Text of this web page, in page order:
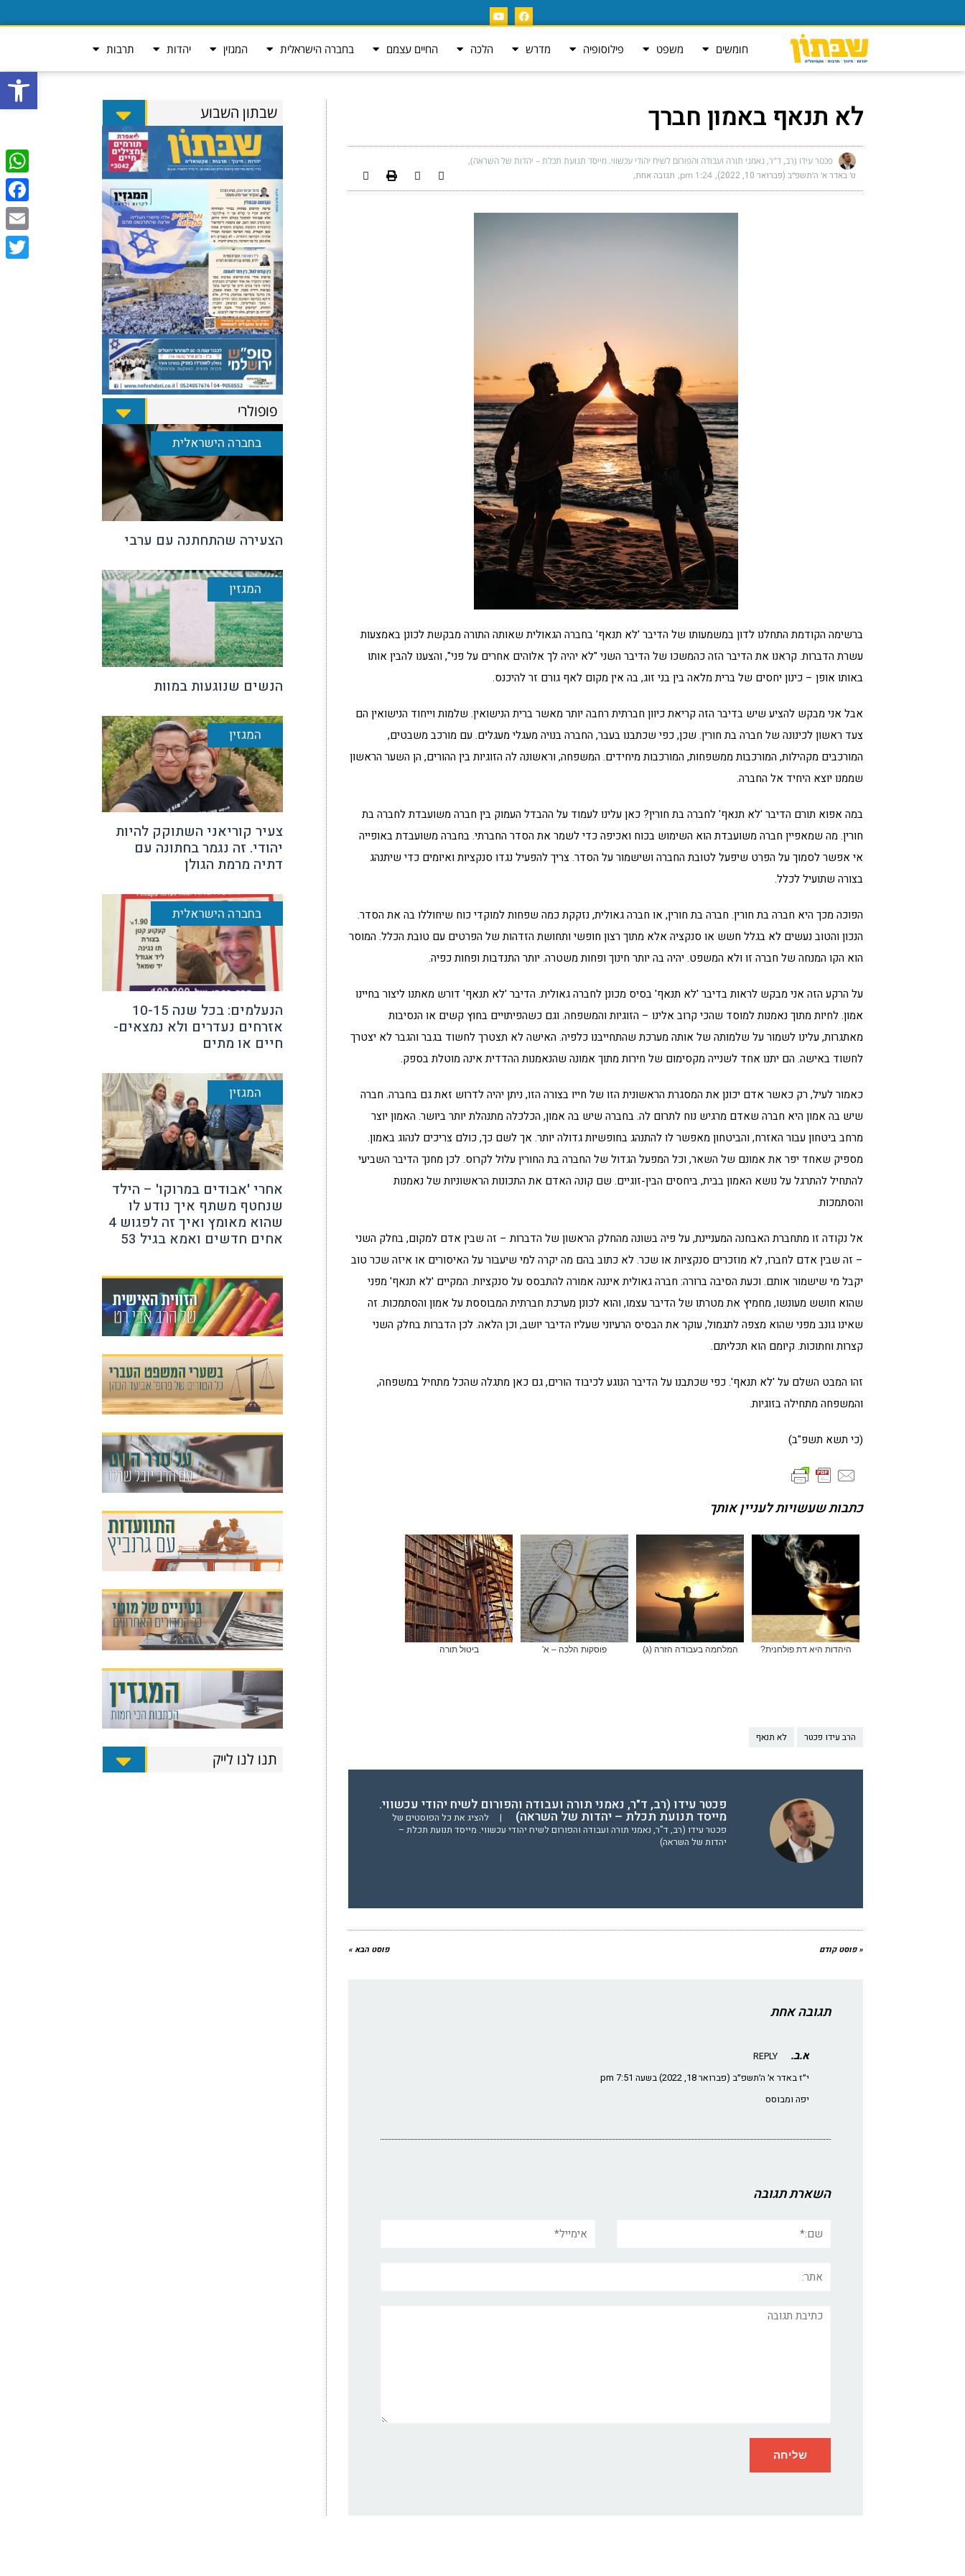
פתח
חומשים משפט פילוסופיה מדרש הלכה החיים עצמם בחברה הישראלית המגזין יהדות תרבות
לא תנאף באמון חברך
פכטר עידו (רב, ד"ר, נאמני תורה ועבודה והפורום לשיח יהודי עכשווי. מייסד תנועת תכלת – יהדות של השראה)
ט׳ באדר א׳ ה׳תשפ״ב (פברואר 10, 2022) 1:24 pm תגובה אחת
ברשימה הקודמת התחלנו לדון במשמעותו של הדיבר 'לא תנאף' בחברה הגאולית שאותה התורה מבקשת לכונן באמצעות
עשרת הדברות. קראנו את הדיבר הזה כהמשכו של הדיבר השני "לא יהיה לך אלוהים אחרים על פני", והצענו להבין אותו
באותו אופן – כינון יחסים של ברית מלאה בין בני זוג, בה אין מקום לאף גורם זר להיכנס.
אבל אני מבקש להציע שיש בדיבר הזה קריאת כיוון חברתית רחבה יותר מאשר ברית הנישואין. שלמות וייחוד הנישואין הם
צעד ראשון לכינונה של חברה בת חורין. שכן, כפי שכתבנו בעבר, החברה בנויה מעגלי מעגלים. עם מורכב משבטים,
המורכבים מקהילות, המורכבות ממשפחות, המורכבות מיחידים. המשפחה, וראשונה לה הזוגיות בין ההורים, הן השער הראשון
שממנו יוצא היחיד אל החברה.
במה אפוא תורם הדיבר 'לא תנאף' לחברה בת חורין? כאן עלינו לעמוד על ההבדל העמוק בין חברה משועבדת לחברה בת
חורין. מה שמאפיין חברה משועבדת הוא השימוש בכוח ואכיפה כדי לשמר את הסדר החברתי. בחברה משועבדת באופייה
אי אפשר לסמוך על הפרט שיפעל לטובת החברה ושישמור על הסדר. צריך להפעיל נגדו סנקציות ואיומים כדי שיתנהג
בצורה שתועיל לכלל.
הפוכה מכך היא חברה בת חורין. חברה בת חורין, או חברה גאולית, נזקקת כמה שפחות למוקדי כוח שיחוללו בה את הסדר.
הנכון והטוב נעשים לא בגלל חשש או סנקציה אלא מתוך רצון חופשי ותחושת הזדהות של הפרטים עם טובת הכלל. המוסר
הוא הקו המנחה של חברה זו ולא המשפט. יהיה בה יותר חינוך ופחות משטרה. יותר התנדבות ופחות כפיה.
על הרקע הזה אני מבקש לראות בדיבר 'לא תנאף' בסיס מכונן לחברה גאולית. הדיבר 'לא תנאף' דורש מאתנו ליצור בחיינו
אמון. לחיות מתוך נאמנות למוסד שהכי קרוב אלינו – הזוגיות והמשפחה. וגם כשהפיתויים בחוץ קשים או הנסיבות
מאתגרות, עלינו לשמור על שלמותה של אותה מערכת שהתחייבנו כלפיה. האישה לא תצטרך לחשוד בגבר והגבר לא יצטרך
לחשוד באישה. הם יתנו אחד לשנייה מקסימום של חירות מתוך אמונה שהנאמנות ההדדית אינה מוטלת בספק.
כאמור לעיל, רק כאשר אדם יכונן את המסגרת הראשונית הזו של חייו בצורה הזו, ניתן יהיה לדרוש זאת גם בחברה. חברה
שיש בה אמון היא חברה שאדם מרגיש נוח לתרום לה. בחברה שיש בה אמון, הכלכלה מתנהלת יותר ביושר. האמון יוצר
מרחב ביטחון עבור האזרח, והביטחון מאפשר לו להתנהג בחופשיות גדולה יותר. אך לשם כך, כולם צריכים לנהוג באמון.
מספיק שאחד יפר את אמונם של השאר, וכל המפעל הגדול של החברה בת החורין עלול לקרוס. לכן מחנך הדיבר השביעי
להתחיל להתרגל על נושא האמון בבית, ביחסים הבין-זוגיים. שם קונה האדם את התכונות הראשוניות של נאמנות
והסתמכות.
אל נקודה זו מתחברת האבחנה המעניינת, על פיה בשונה מהחלק הראשון של הדברות – זה שבין אדם למקום, בחלק השני
– זה שבין אדם לחברו, לא מוזכרים סנקציות או שכר. לא כתוב בהם מה יקרה למי שיעבור על האיסורים או איזה שכר טוב
יקבל מי שישמור אותם. וכעת הסיבה ברורה: חברה גאולית איננה אמורה להתבסס על סנקציות. המקיים 'לא תנאף' מפני
שהוא חושש מעונשו, מחמיץ את מטרתו של הדיבר עצמו, והוא לכונן מערכת חברתית המבוססת על אמון והסתמכות. זה
שאינו גונב מפני שהוא מצפה לתגמול, עוקר את הבסיס הרעיוני שעליו הדיבר יושב, וכן הלאה. לכן הדברות בחלק השני
קצרות וחתוכות. קיומם הוא תכליתם.
זהו המבט השלם על 'לא תנאף'. כפי שכתבנו על הדיבר הנוגע לכיבוד הורים, גם כאן מתגלה שהכל מתחיל במשפחה,
והמשפחה מתחילה בזוגיות.
(כי תשא תשפ"ב)
כתבות שעשויות לעניין אותך
היהדות היא דת פולחנית? המלחמה בעבודה הזרה (ג) פוסקות הלכה – א' ביטול תורה
הרב עידו פכטר לא תנאף
פכטר עידו (רב, ד"ר, נאמני תורה ועבודה והפורום לשיח יהודי עכשווי.
מייסד תנועת תכלת – יהדות של השראה) |
להציג את כל הפוסטים של
פכטר עידו (רב, ד"ר, נאמני תורה ועבודה והפורום לשיח יהודי עכשווי. מייסד תנועת תכלת –
יהדות של השראה)
« פוסט קודם פוסט הבא »
תגובה אחת
א.ב.
REPLY
י״ז באדר א׳ ה׳תשפ״ב (פברואר 18, 2022) בשעה 7:51 pm
יפה ומבוסס
השארת תגובה
תגובה
שבתון השבוע
פופולרי
בחברה הישראלית
הצעירה שהתחתנה עם ערבי
המגזין
הנשים שנוגעות במוות
המגזין
צעיר קוריאני השתוקק להיות
יהודי. זה נגמר בחתונה עם
דתיה מרמת הגולן
בחברה הישראלית
הנעלמים: בכל שנה 10-15
אזרחים נעדרים ולא נמצאים-
חיים או מתים
המגזין
אחרי 'אבודים במרוקו' – הילד
שנחטף משתף איך נודע לו
שהוא מאומץ ואיך זה לפגוש 4
אחים חדשים ואמא בגיל 53
תנו לנו לייק
Email